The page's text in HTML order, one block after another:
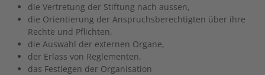
die Vertretung der Stiftung nach aussen,
die Orientierung der Anspruchsberechtigten über ihre
Rechte und Pflichten,
die Auswahl der externen Organe,
der Erlass von Reglementen,
das Festlegen der Organisation